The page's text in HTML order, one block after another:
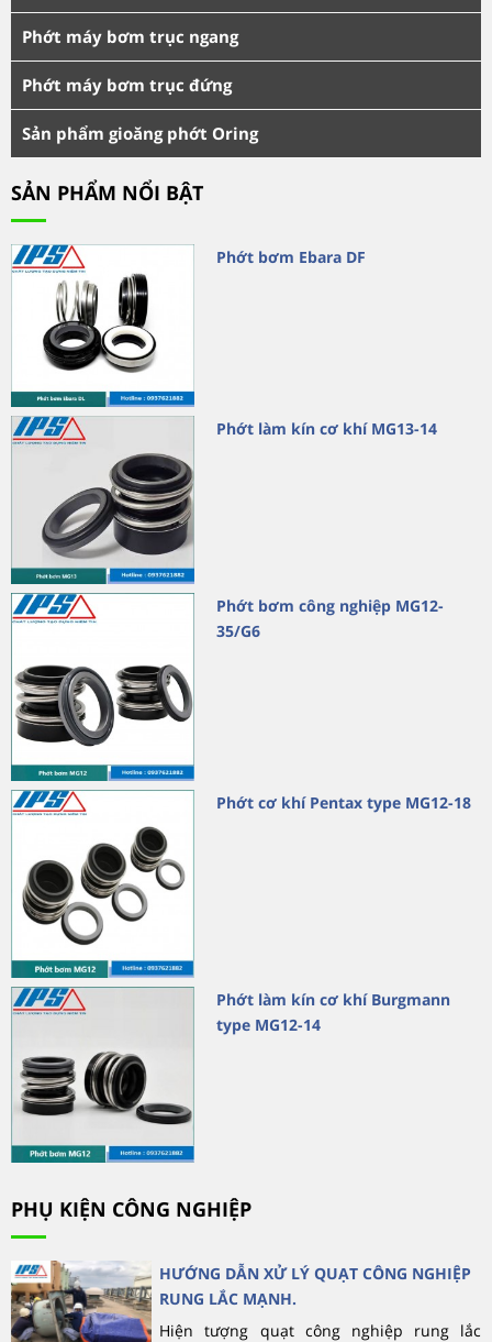
Phớt máy bơm trục ngang
Phớt máy bơm trục đứng
Sản phẩm gioăng phớt Oring
SẢN PHẨM NỔI BẬT
Phớt bơm Ebara DF
Phớt làm kín cơ khí MG13-14
Phớt bơm công nghiệp MG12-
35/G6
Phớt cơ khí Pentax type MG12-18
Phớt làm kín cơ khí Burgmann
type MG12-14
PHỤ KIỆN CÔNG NGHIỆP
HƯỚNG DẪN XỬ LÝ QUẠT CÔNG NGHIỆP
RUNG LẮC MẠNH.
Hiện tượng quạt công nghiệp rung lắc